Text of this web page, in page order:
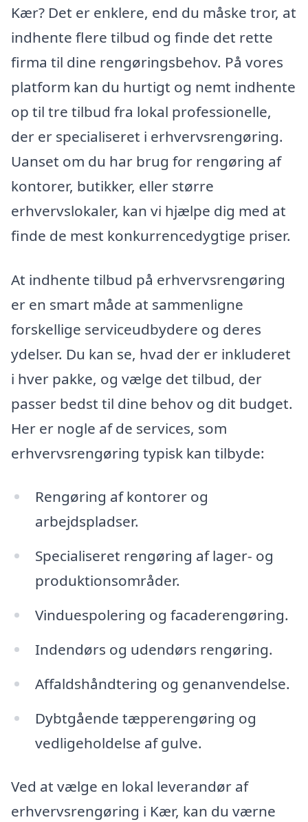
Kær? Det er enklere, end du måske tror, at
indhente flere tilbud og finde det rette
firma til dine rengøringsbehov. På vores
platform kan du hurtigt og nemt indhente
op til tre tilbud fra lokal professionelle,
der er specialiseret i erhvervsrengøring.
Uanset om du har brug for rengøring af
kontorer, butikker, eller større
erhvervslokaler, kan vi hjælpe dig med at
finde de mest konkurrencedygtige priser.
At indhente tilbud på erhvervsrengøring
er en smart måde at sammenligne
forskellige serviceudbydere og deres
ydelser. Du kan se, hvad der er inkluderet
i hver pakke, og vælge det tilbud, der
passer bedst til dine behov og dit budget.
Her er nogle af de services, som
erhvervsrengøring typisk kan tilbyde:
Rengøring af kontorer og
arbejdspladser.
Specialiseret rengøring af lager- og
produktionsområder.
Vinduespolering og facaderengøring.
Indendørs og udendørs rengøring.
Affaldshåndtering og genanvendelse.
Dybtgående tæpperengøring og
vedligeholdelse af gulve.
Ved at vælge en lokal leverandør af
erhvervsrengøring i Kær, kan du værne